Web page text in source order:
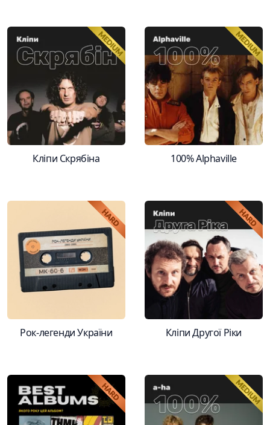
Кліпи Скрябіна 100% Alphaville
Рок-легенди України Кліпи Другої Ріки